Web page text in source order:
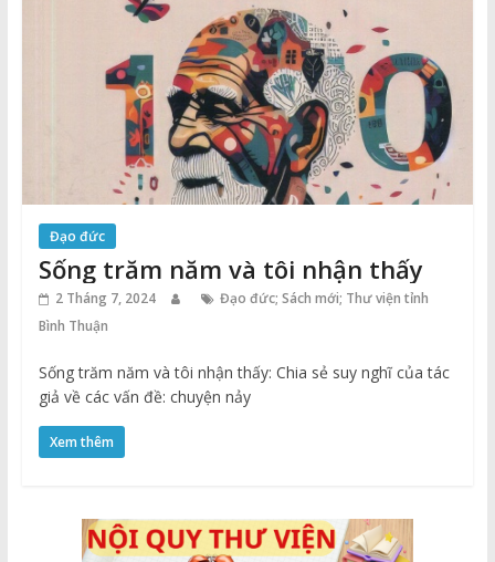
Đạo đức
Sống trăm năm và tôi nhận thấy
2 Tháng 7, 2024
Đạo đức; Sách mới; Thư viện tỉnh
Bình Thuận
Sống trăm năm và tôi nhận thấy: Chia sẻ suy nghĩ của tác
giả về các vấn đề: chuyện nảy
Xem thêm